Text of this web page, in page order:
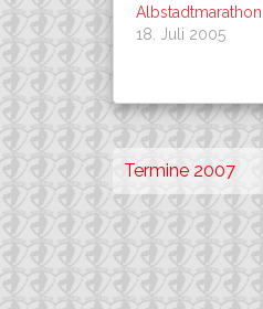
Albstadtmarathon
18. Juli 2005
Termine 2007